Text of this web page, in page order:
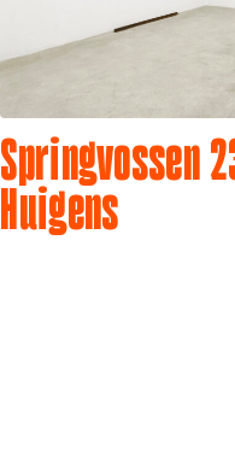
Springvossen
Huigens